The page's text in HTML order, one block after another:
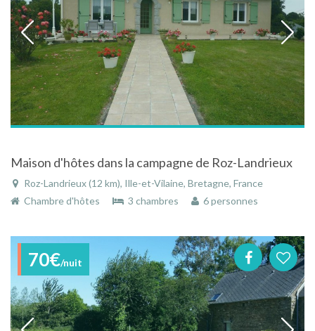
Maison d'hôtes dans la campagne de Roz-Landrieux
Roz-Landrieux (12 km), Ille-et-Vilaine, Bretagne, France
Chambre d'hôtes
3 chambres 6 personnes
70€/nuit